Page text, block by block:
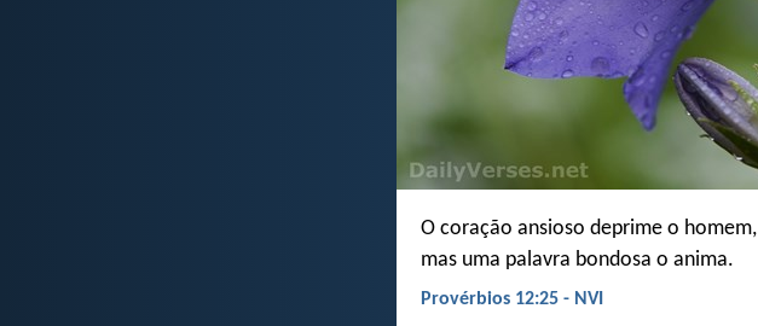
O coração ansioso deprime o homem,
mas uma palavra bondosa o anima.
Provérbios 12:25 - NVI